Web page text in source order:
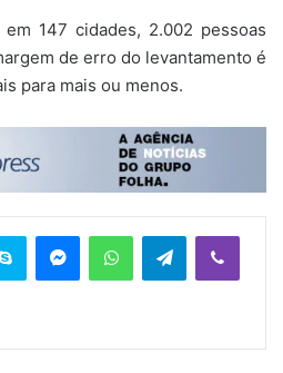
147 cidades, 2.002 pessoas
de erro do levantamento é
para mais ou menos.
Telegram